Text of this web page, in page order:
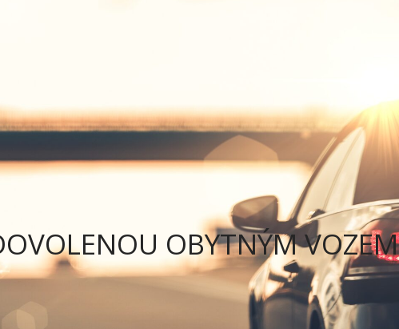
OBYTNÝM VOZEM